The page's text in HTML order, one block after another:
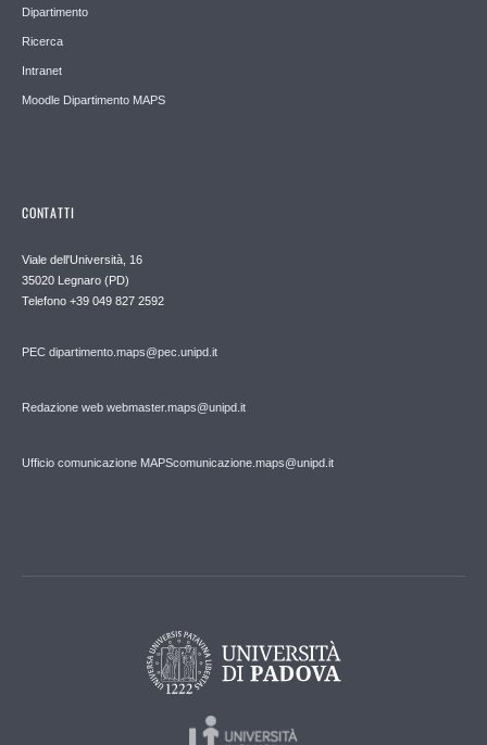
Dipartimento
Ricerca
Intranet
Moodle Dipartimento MAPS
CONTATTI
Viale dell'Università, 16
35020 Legnaro (PD)
Telefono +39 049 827 2592
PEC dipartimento.maps@pec.unipd.it
Redazione web webmaster.maps@unipd.it
Ufficio comunicazione MAPScomunicazione.maps@unipd.it